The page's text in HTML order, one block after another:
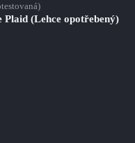
Plaid (Lehce opotřebený)